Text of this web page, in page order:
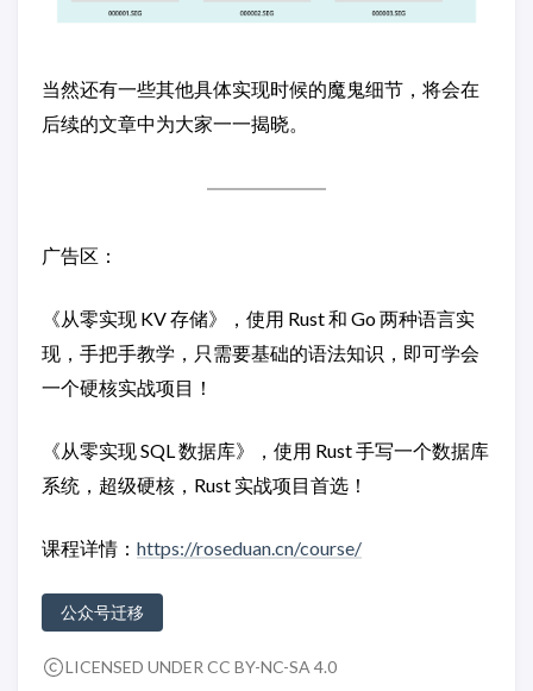
当然还有一些其他具体实现时候的魔鬼细节，将会在
后续的文章中为大家一一揭晓。
广告区：
《从零实现 KV 存储》，使用 Rust 和 Go 两种语言实
现，手把手教学，只需要基础的语法知识，即可学会
一个硬核实战项目！
《从零实现 SQL 数据库》，使用 Rust 手写一个数据库
系统，超级硬核，Rust 实战项目首选！
课程详情： https://roseduan.cn/course/
公众号迁移
LICENSED UNDER CC BY-NC-SA 4.0